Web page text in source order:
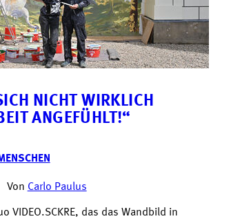
NICHT WIRKLICH
ANGEFÜHLT!“
Von Carlo Paulus
VIDEO.SCKRE, das das Wandbild in